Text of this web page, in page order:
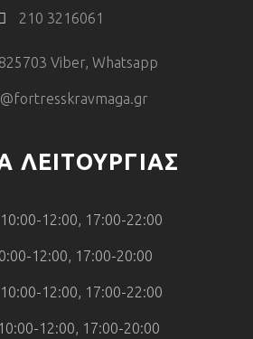
210 3216061
Viber, Whatsapp
ΛΕΙΤΟΥΡΓΙΑΣ
12:00, 17:00-22:00
12:00, 17:00-20:00
12:00, 17:00-22:00
12:00, 17:00-20:00